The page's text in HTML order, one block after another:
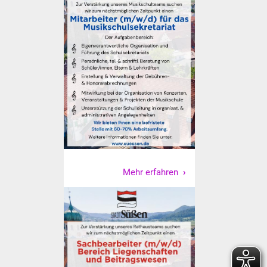
Selbsteintrag Vereine
Beirat Süßener Vereine
Sportanlagen
Tourismus
Erlebnisregion
Schwäbischer Albtrauf
Route der
Industriekultur
Lebenslagen
Senioren
Mehr erfahren